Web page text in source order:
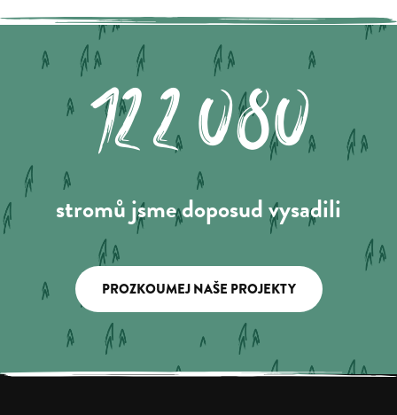
122.080
stromů jsme doposud vysadili
PROZKOUMEJ NAŠE PROJEKTY